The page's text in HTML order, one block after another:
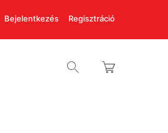
Bejelentkezés Regisztráció